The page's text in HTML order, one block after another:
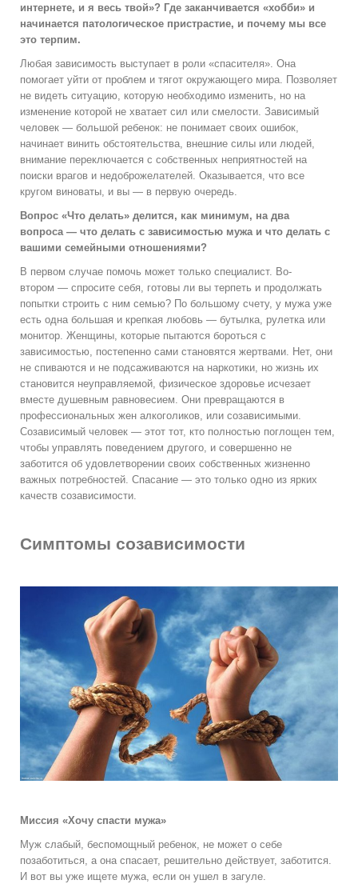
интернете, и я весь твой»? Где заканчивается «хобби» и
начинается патологическое пристрастие, и почему мы все
это терпим.
Любая зависимость выступает в роли «спасителя». Она
помогает уйти от проблем и тягот окружающего мира. Позволяет
не видеть ситуацию, которую необходимо изменить, но на
изменение которой не хватает сил или смелости. Зависимый
человек — большой ребенок: не понимает своих ошибок,
начинает винить обстоятельства, внешние силы или людей,
внимание переключается с собственных неприятностей на
поиски врагов и недоброжелателей. Оказывается, что все
кругом виноваты, и вы — в первую очередь.
Вопрос «Что делать» делится, как минимум, на два
вопроса — что делать с зависимостью мужа и что делать с
вашими семейными отношениями?
В первом случае помочь может только специалист. Во-
втором — спросите себя, готовы ли вы терпеть и продолжать
попытки строить с ним семью? По большому счету, у мужа уже
есть одна большая и крепкая любовь — бутылка, рулетка или
монитор. Женщины, которые пытаются бороться с
зависимостью, постепенно сами становятся жертвами. Нет, они
не спиваются и не подсаживаются на наркотики, но жизнь их
становится неуправляемой, физическое здоровье исчезает
вместе душевным равновесием. Они превращаются в
профессиональных жен алкоголиков, или созависимыми.
Созависимый человек — этот тот, кто полностью поглощен тем,
чтобы управлять поведением другого, и совершенно не
заботится об удовлетворении своих собственных жизненно
важных потребностей. Спасание — это только одно из ярких
качеств созависимости.
Симптомы созависимости
Миссия «Хочу спасти мужа»
Муж слабый, беспомощный ребенок, не может о себе
позаботиться, а она спасает, решительно действует, заботится.
И вот вы уже ищете мужа, если он ушел в загуле.